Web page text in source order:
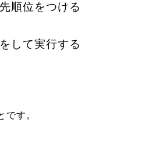
順位をつける
して実行する
です。